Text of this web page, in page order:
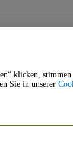
stimmen Sie der
Sie in unserer